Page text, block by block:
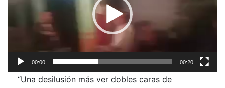
00:00 00:20
“Una desilusión más ver dobles caras de